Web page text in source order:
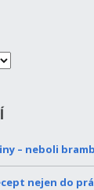
– neboli
nejen do